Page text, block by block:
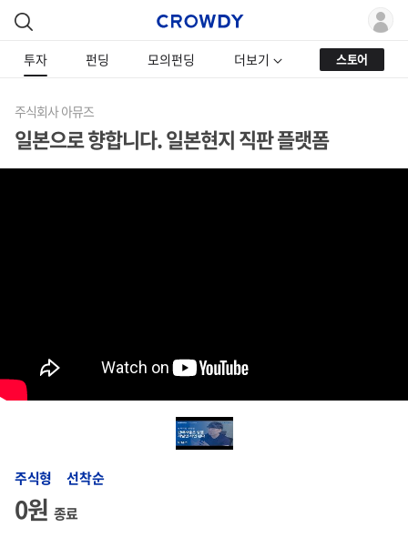
투자 펀딩 모의펀딩 더보기 스토어
주식회사 아뮤즈
일본으로 향합니다. 일본현지 직판 플랫폼
주식형 선착순
0원 종료